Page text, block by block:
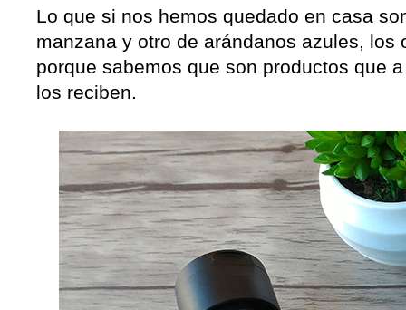
Lo que si nos hemos quedado en casa
manzana y otro de arándanos azules, los
porque sabemos que son productos que
los reciben.